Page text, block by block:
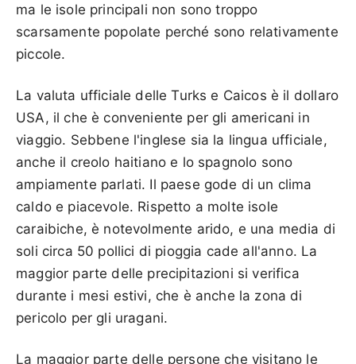
ma le isole principali non sono troppo
scarsamente popolate perché sono relativamente
piccole.
La valuta ufficiale delle Turks e Caicos è il dollaro
USA, il che è conveniente per gli americani in
viaggio. Sebbene l'inglese sia la lingua ufficiale,
anche il creolo haitiano e lo spagnolo sono
ampiamente parlati. Il paese gode di un clima
caldo e piacevole. Rispetto a molte isole
caraibiche, è notevolmente arido, e una media di
soli circa 50 pollici di pioggia cade all'anno. La
maggior parte delle precipitazioni si verifica
durante i mesi estivi, che è anche la zona di
pericolo per gli uragani.
La maggior parte delle persone che visitano le